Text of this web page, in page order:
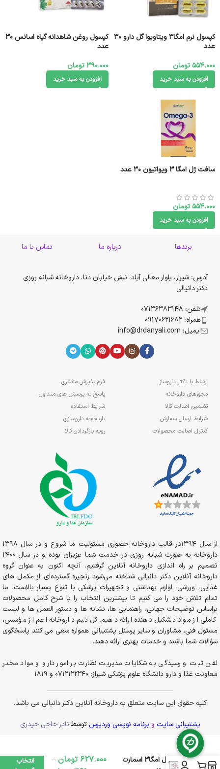
کپسول نرم امگا3 ویتاویوا گل دارو 30
عدد
554.000تومان
افزودن به سبد خرید
کپسول روغن شاهدانه گیاه اسانس 30
عدد
390.000تومان
افزودن به سبد خرید
سافت ژل امگا 3 ویواتیون 30 عدد
554.000تومان
افزودن به سبد خرید
برندها درباره ما تماس با ما
آدرس: شیراز، بلوار معالی آباد، نبش خیابان دنا، داروخانه شبانه روزی
دکتر دانیالی
تلفن: 07136383148
همراه: 09170621682
ایمیل: info@drdanyali.com
ارتباط با دکتر داروساز
مجوزهای داروخانه
تضمین اصالت کالا
شرایط ارسال سفارش
کنترل اصالت محصولات
فرم پذیرش مشتری
پاسخ به پرسش های متداول
شرایط استفاده
تاریخچه داروسازی
رویه بازگردادن کالا
از سال 1394در قالب داروخانه حضوری مسئولیت ما شروع و در سال 1398
داروخانه به صورت شبانه روزی در خدمت شما عزیزان بوده و در سال 1400
تصمیم بر راه اندازی داروخانه آنلاین گرفتیم. آنچه اکنون به عنوان گروه
داروخانه آنلاین دکتر دانیالی شناخته می‌شود زنجیره گسترده‌ای از مکمل های
غذایی، ورزشی، لوازم بهداشتی و تجهیزات پزشکی با تنوع بسیار بالاست. ما
تمام تلاش خود را می کنیم تا بیشترین انتخاب را با شرح کامل محصولات
براساس توضیحات جهانی، راهنمایی ها، نشانه ها و دستور العمل ها و لیست
کاملی از مواد تشکیل دهنده ارائه دهیم. کل تیم داروخانه اعم از مؤسس،
مسئول فنی، مشاوران و سایر پرسنل پشتیبانی همواره سعی می کنند پاسخگوی
سؤالات شما باشند و خدمات بهتری ارائه دهند.
لفن ثبت و رسیدگی به شکایات مدیریت نظارت بر امور دارو و مواد مخدر
معاونت غذا و دارو دانشگاه علوم پزشکی شیراز: 0712122240 و 1819
کلیه حقوق این سایت متعلق به داروخانه آنلاین دکتر دانیالی می باشد.
پشتیبانی سایت و برنامه نویسی وردپرس توسط نادر حاجی حیدری
سافت ژل امگا3 اسمارت
627.000 تومان –
انتخاب